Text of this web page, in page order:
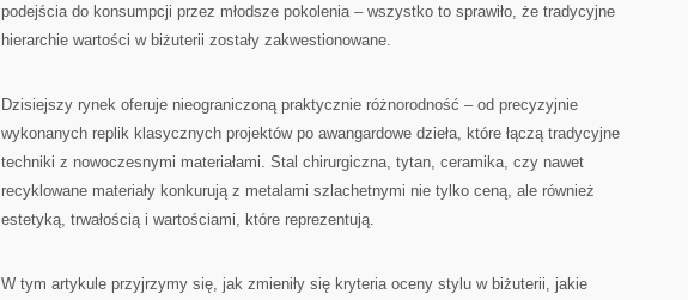
podejścia do konsumpcji przez młodsze pokolenia – wszystko to sprawiło, że tradycyjne
hierarchie wartości w biżuterii zostały zakwestionowane.
Dzisiejszy rynek oferuje nieograniczoną praktycznie różnorodność – od precyzyjnie
wykonanych replik klasycznych projektów po awangardowe dzieła, które łączą tradycyjne
techniki z nowoczesnymi materiałami. Stal chirurgiczna, tytan, ceramika, czy nawet
recyklowane materiały konkurują z metalami szlachetnymi nie tylko ceną, ale również
estetyką, trwałością i wartościami, które reprezentują.
W tym artykule przyjrzymy się, jak zmieniły się kryteria oceny stylu w biżuterii, jakie